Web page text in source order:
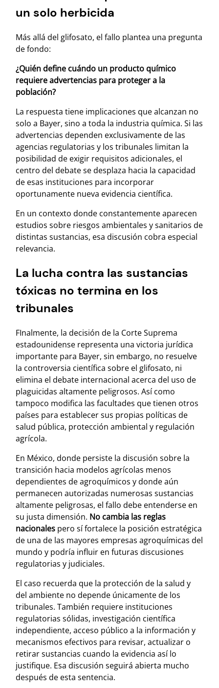
un solo herbicida
Más allá del glifosato, el fallo plantea una pregunta
de fondo:
¿Quién define cuándo un producto químico
requiere advertencias para proteger a la
población?
La respuesta tiene implicaciones que alcanzan no
solo a Bayer, sino a toda la industria química. Si las
advertencias dependen exclusivamente de las
agencias regulatorias y los tribunales limitan la
posibilidad de exigir requisitos adicionales, el
centro del debate se desplaza hacia la capacidad
de esas instituciones para incorporar
oportunamente nueva evidencia científica.
En un contexto donde constantemente aparecen
estudios sobre riesgos ambientales y sanitarios de
distintas sustancias, esa discusión cobra especial
relevancia.
La lucha contra las sustancias
tóxicas no termina en los
tribunales
FInalmente, la decisión de la Corte Suprema
estadounidense representa una victoria jurídica
importante para Bayer, sin embargo, no resuelve
la controversia científica sobre el glifosato, ni
elimina el debate internacional acerca del uso de
plaguicidas altamente peligrosos. Así como
tampoco modifica las facultades que tienen otros
países para establecer sus propias políticas de
salud pública, protección ambiental y regulación
agrícola.
En México, donde persiste la discusión sobre la
transición hacia modelos agrícolas menos
dependientes de agroquímicos y donde aún
permanecen autorizadas numerosas sustancias
altamente peligrosas, el fallo debe entenderse en
su justa dimensión. No cambia las reglas
nacionales pero sí fortalece la posición estratégica
de una de las mayores empresas agroquímicas del
mundo y podría influir en futuras discusiones
regulatorias y judiciales.
El caso recuerda que la protección de la salud y
del ambiente no depende únicamente de los
tribunales. También requiere instituciones
regulatorias sólidas, investigación científica
independiente, acceso público a la información y
mecanismos efectivos para revisar, actualizar o
retirar sustancias cuando la evidencia así lo
justifique. Esa discusión seguirá abierta mucho
después de esta sentencia.